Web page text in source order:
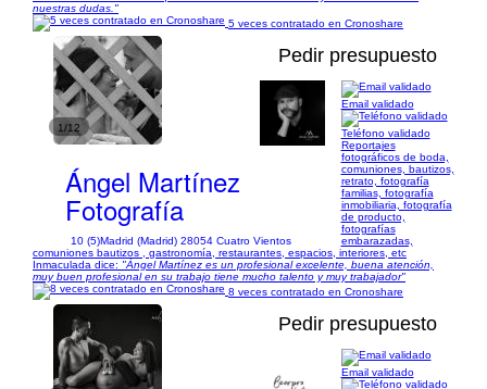
nuestras dudas."
5 veces contratado en Cronoshare
1/12
Pedir presupuesto
Ángel Martínez
Fotografía
10 (5)Madrid (Madrid) 28054 Cuatro Vientos
Email validado
Teléfono validado
Reportajes
fotográficos de boda,
comuniones, bautizos,
retrato, fotografía
familias, fotografía
inmobiliaria, fotografía
de producto,
fotografías
embarazadas,
comuniones bautizos , gastronomía, restaurantes, espacios, interiores, etc
Inmaculada dice: "Ángel Martínez es un profesional excelente, buena atención,
muy buen profesional en su trabajo tiene mucho talento y muy trabajador"
8 veces contratado en Cronoshare
Pedir presupuesto
Email validado